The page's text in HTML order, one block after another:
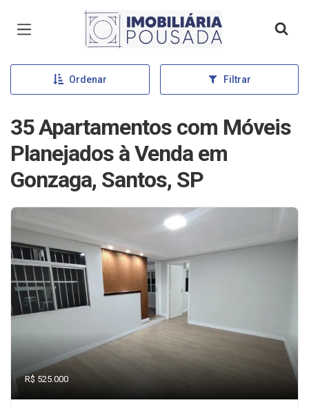
Página inicial
Ordenar Filtrar
35 Apartamentos com Móveis
Planejados à Venda em
Gonzaga, Santos, SP
R$ 525.000